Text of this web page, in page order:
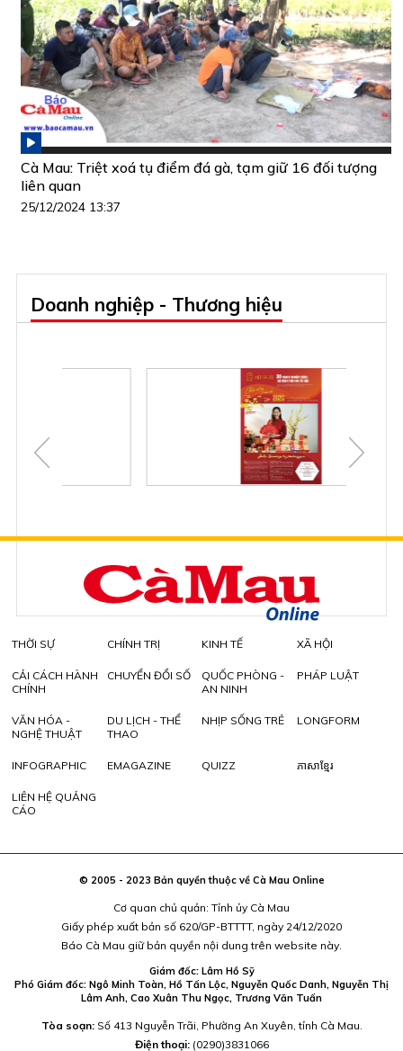
Cà Mau: Triệt xoá tụ điểm đá gà, tạm giữ 16 đối tượng
liên quan
25/12/2024 13:37
Doanh nghiệp - Thương hiệu
THỜI SỰ CHÍNH TRỊ KINH TẾ XÃ HỘI
CẢI CÁCH HÀNH
CHÍNH
CHUYỂN ĐỔI SỐ
QUỐC PHÒNG -
AN NINH
PHÁP LUẬT
VĂN HÓA -
NGHỆ THUẬT
DU LỊCH - THỂ
THAO
NHỊP SỐNG TRẺ LONGFORM
INFOGRAPHIC EMAGAZINE QUIZZ ភាសាខ្មែរ
LIÊN HỆ QUẢNG
CÁO
© 2005 - 2023 Bản quyền thuộc về Cà Mau Online
Cơ quan chủ quản: Tỉnh ủy Cà Mau
Giấy phép xuất bản số 620/GP-BTTTT, ngày 24/12/2020
Báo Cà Mau giữ bản quyền nội dung trên website này.
Giám đốc: Lâm Hồ Sỹ
Phó Giám đốc: Ngô Minh Toàn, Hồ Tấn Lộc, Nguyễn Quốc Danh, Nguyễn Thị
Lâm Anh, Cao Xuân Thu Ngọc, Trương Văn Tuấn
Tòa soạn:Số 413 Nguyễn Trãi, Phường An Xuyên, tỉnh Cà Mau.
Điện thoại: (0290)3831066